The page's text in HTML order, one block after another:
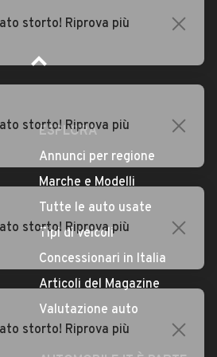
ESPLORA
Annunci per regione
Marche e Modelli
Tutte le auto usate
Tipi di veicoli
Concessionari in Italia
Articoli del Magazine
Valutazione auto
storto! Riprova più
storto! Riprova più
storto! Riprova più
storto! Riprova più